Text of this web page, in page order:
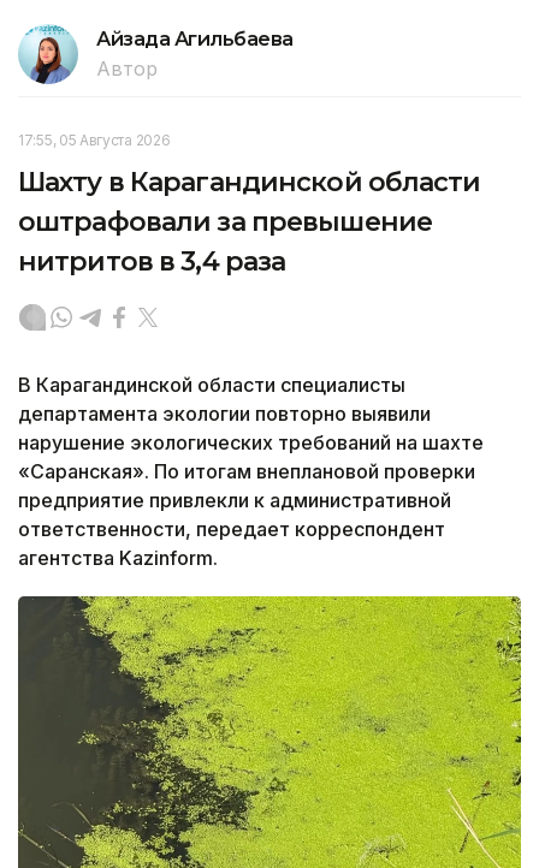
Айзада Агильбаева
Автор
17:55, 05 Августа 2026
Шахту в Карагандинской области
оштрафовали за превышение
нитритов в 3,4 раза
В Карагандинской области специалисты
департамента экологии повторно выявили
нарушение экологических требований на шахте
«Саранская». По итогам внеплановой проверки
предприятие привлекли к административной
ответственности, передает корреспондент
агентства Kazinform.